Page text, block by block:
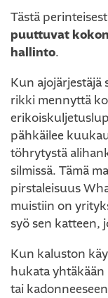
Tästä
puuttuvat
hallinto.
Kun ajojärjestäjä
rikki mennyttä
pähkäilee
töhrytystä
silmissä. Tämä
pirstaleisuus
muistiin on
syö sen katteen,
Kun kaluston
hukata
tai